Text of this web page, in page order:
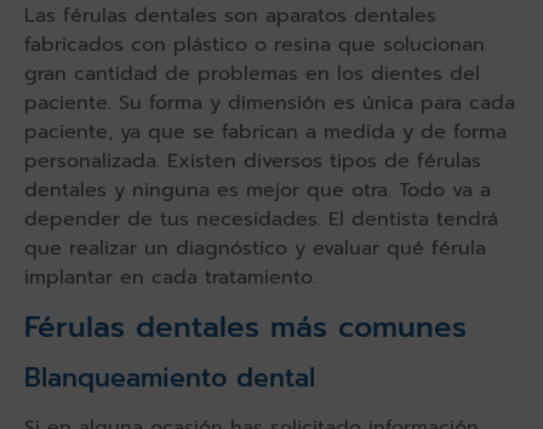
Las férulas dentales son aparatos dentales
fabricados con plástico o resina que solucionan
gran cantidad de problemas en los dientes del
paciente. Su forma y dimensión es única para cada
paciente, ya que se fabrican a medida y de forma
personalizada. Existen diversos tipos de férulas
dentales y ninguna es mejor que otra. Todo va a
depender de tus necesidades. El dentista tendrá
que realizar un diagnóstico y evaluar qué férula
implantar en cada tratamiento.
Férulas dentales más comunes
Blanqueamiento dental